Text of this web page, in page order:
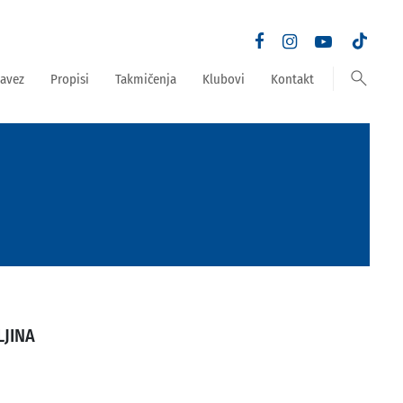
Propisi Takmičenja Klubovi Kontakt search